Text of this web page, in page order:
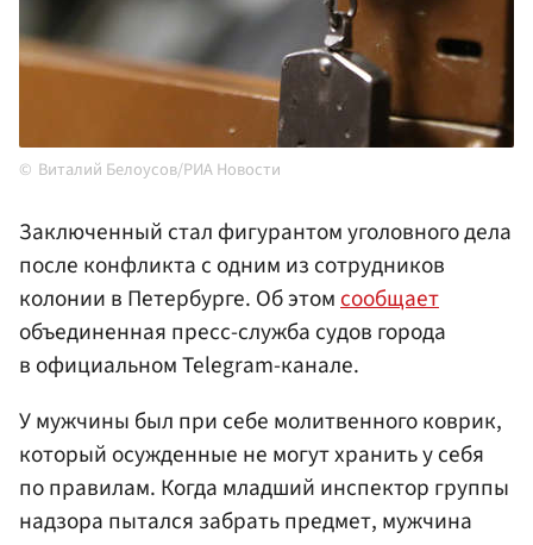
Виталий Белоусов/РИА Новости
Заключенный стал фигурантом уголовного дела
после конфликта с одним из сотрудников
колонии в Петербурге. Об этомсообщает
объединенная пресс-служба судов города
в официальном Telegram-канале.
У мужчины был при себе молитвенного коврик,
который осужденные не могут хранить у себя
по правилам. Когда младший инспектор группы
надзора пытался забрать предмет, мужчина